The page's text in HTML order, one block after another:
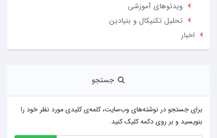
ویدئوهای آموزشی
تحلیل تکنیکال و بنیادین
اخبار
جستجو
برای جستجو در نوشته‌های وب‌سایت، کلمه‌ی کلیدی مورد نظر خود را
بنویسید و بر روی دکمه کلیک کنید.